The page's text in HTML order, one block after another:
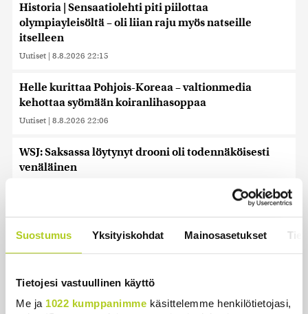
Suostumus Yksityiskohdat Mainosasetukset
Tietojesi vastuullinen käyttö
Me ja 1022 kumppanimme käsittelemme henkilötietojasi,
Historia | Sensaatiolehti piti piilottaa
olympiayleisöltä – oli liian raju myös natseille
itselleen
Uutiset | 8.8.2026 22:15
Helle kurittaa Pohjois-Koreaa – valtionmedia
kehottaa syömään koiranlihasoppaa
Uutiset | 8.8.2026 22:06
WSJ: Saksassa löytynyt drooni oli todennäköisesti
venäläinen
Sikarutto tuo metsästysrajoituksia – vilkkain
metsästyskausi käynnistyy Suomessa
Bulgariassa on räjähtänyt drooni lähellä Romanian
rajaa